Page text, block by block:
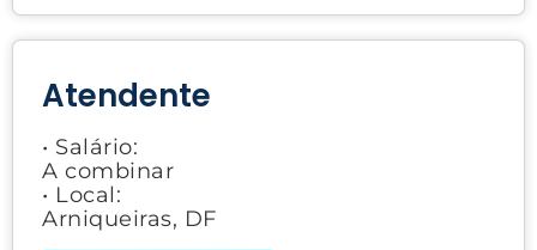
Atendente
• Salário:
A combinar
• Local:
Arniqueiras, DF